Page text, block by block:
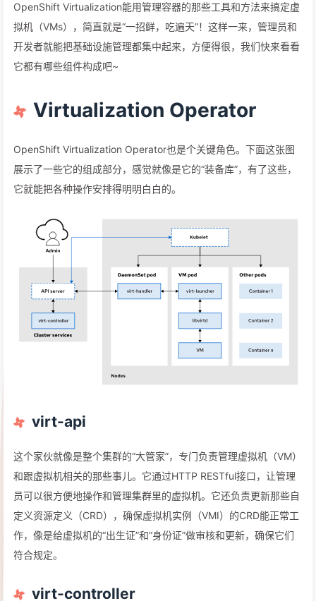
OpenShift Virtualization能用管理容器的那些工具和方法来搞定虚
拟机（VMs），简直就是“一招鲜，吃遍天”！这样一来，管理员和
开发者就能把基础设施管理都集中起来，方便得很，我们快来看看
它都有哪些组件构成吧~
Virtualization Operator
OpenShift Virtualization Operator也是个关键角色。下面这张图
展示了一些它的组成部分，感觉就像是它的“装备库”，有了这些，
它就能把各种操作安排得明明白白的。
virt-api
这个家伙就像是整个集群的“大管家”，专门负责管理虚拟机（VM）
和跟虚拟机相关的那些事儿。它通过HTTP RESTful接口，让管理
员可以很方便地操作和管理集群里的虚拟机。它还负责更新那些自
定义资源定义（CRD），确保虚拟机实例（VMI）的CRD能正常工
作，像是给虚拟机的“出生证”和“身份证”做审核和更新，确保它们
符合规定。
virt-controller